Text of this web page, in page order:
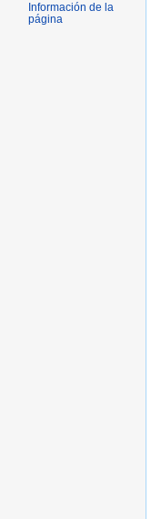
Información de la
página